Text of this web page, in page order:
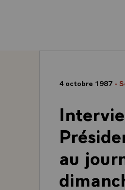
4 octobre 1987 -
au